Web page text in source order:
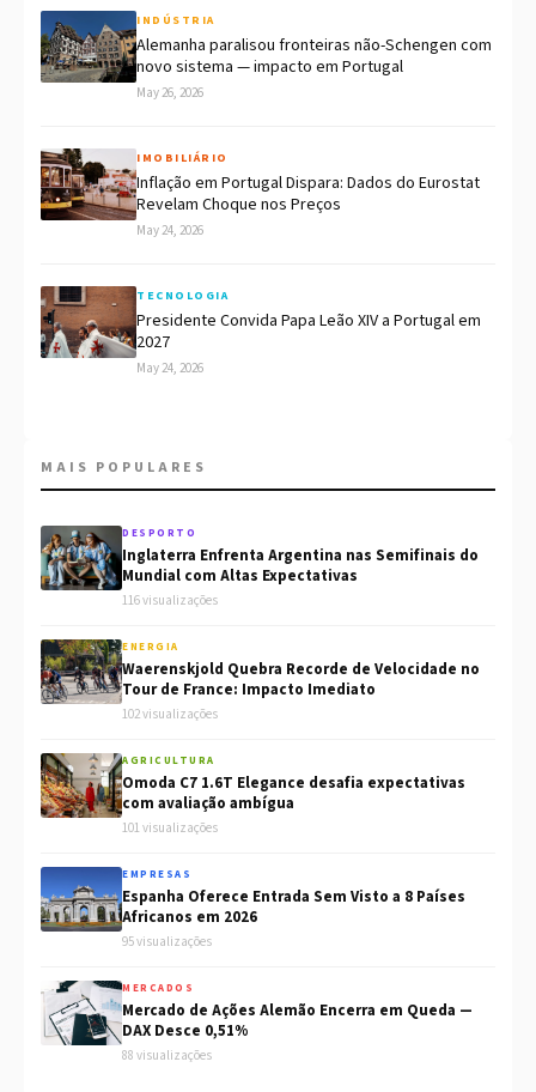
INDÚSTRIA
Alemanha paralisou fronteiras não-Schengen com
novo sistema — impacto em Portugal
May 26, 2026
IMOBILIÁRIO
Inflação em Portugal Dispara: Dados do Eurostat
Revelam Choque nos Preços
May 24, 2026
TECNOLOGIA
Presidente Convida Papa Leão XIV a Portugal em
2027
May 24, 2026
MAIS POPULARES
DESPORTO
Inglaterra Enfrenta Argentina nas Semifinais do
Mundial com Altas Expectativas
116 visualizações
ENERGIA
Waerenskjold Quebra Recorde de Velocidade no
Tour de France: Impacto Imediato
102 visualizações
AGRICULTURA
Omoda C7 1.6T Elegance desafia expectativas
com avaliação ambígua
101 visualizações
EMPRESAS
Espanha Oferece Entrada Sem Visto a 8 Países
Africanos em 2026
95 visualizações
MERCADOS
Mercado de Ações Alemão Encerra em Queda —
DAX Desce 0,51%
88 visualizações